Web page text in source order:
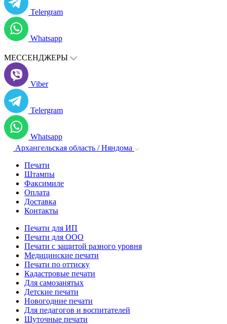
Telergram
Whatsapp
МЕССЕНДЖЕРЫ
Viber
Telergram
Whatsapp
Архангельская область / Няндома
Печати
Штампы
Факсимиле
Оплата
Доставка
Контакты
Печати для ИП
Печати для ООО
Печати с защитой разного уровня
Медицинские печати
Печати по оттиску
Кадастровые печати
Для самозанятых
Детские печати
Новогодние печати
Для педагогов и воспитателей
Шуточные печати